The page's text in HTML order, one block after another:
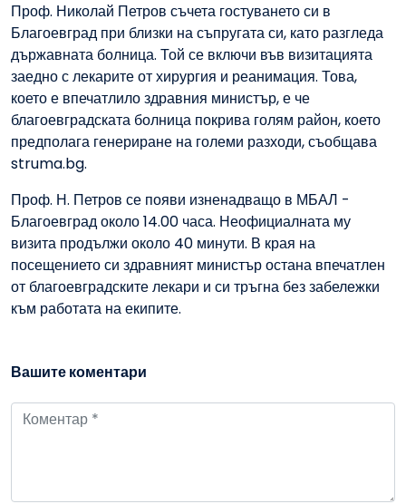
Проф. Николай Петров съчета гостуването си в
Благоевград при близки на съпругата си, като разгледа
държавната болница. Той се включи във визитацията
заедно с лекарите от хирургия и реанимация. Това,
което е впечатлило здравния министър, е че
благоевградската болница покрива голям район, което
предполага генериране на големи разходи, съобщава
struma.bg.
Проф. Н. Петров се появи изненадващо в МБАЛ -
Благоевград около 14.00 часа. Неофициалната му
визита продължи около 40 минути. В края на
посещението си здравният министър остана впечатлен
от благоевградските лекари и си тръгна без забележки
към работата на екипите.
Вашите коментари